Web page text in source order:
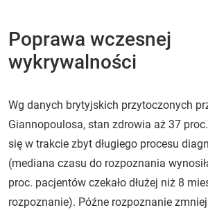
Poprawa wczesnej
wykrywalności
Wg danych brytyjskich przytoczonych
Giannopoulosa, stan zdrowia aż 37
się w trakcie zbyt długiego procesu
(mediana czasu do rozpoznania
proc. pacjentów czekało dłużej niż 8
rozpoznanie). Późne rozpoznanie